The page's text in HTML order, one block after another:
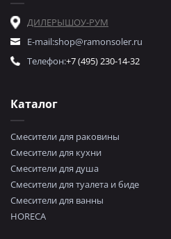
Каталог
Смесители для раковины
Смесители для кухни
Смесители для душа
Смесители для туалета и биде
Смесители для ванны
HORECA
ДИЛЕРЫШОУ-РУМ
E-mail:shop@ramonsoler.ru
Телефон:+7 (495) 230-14-32